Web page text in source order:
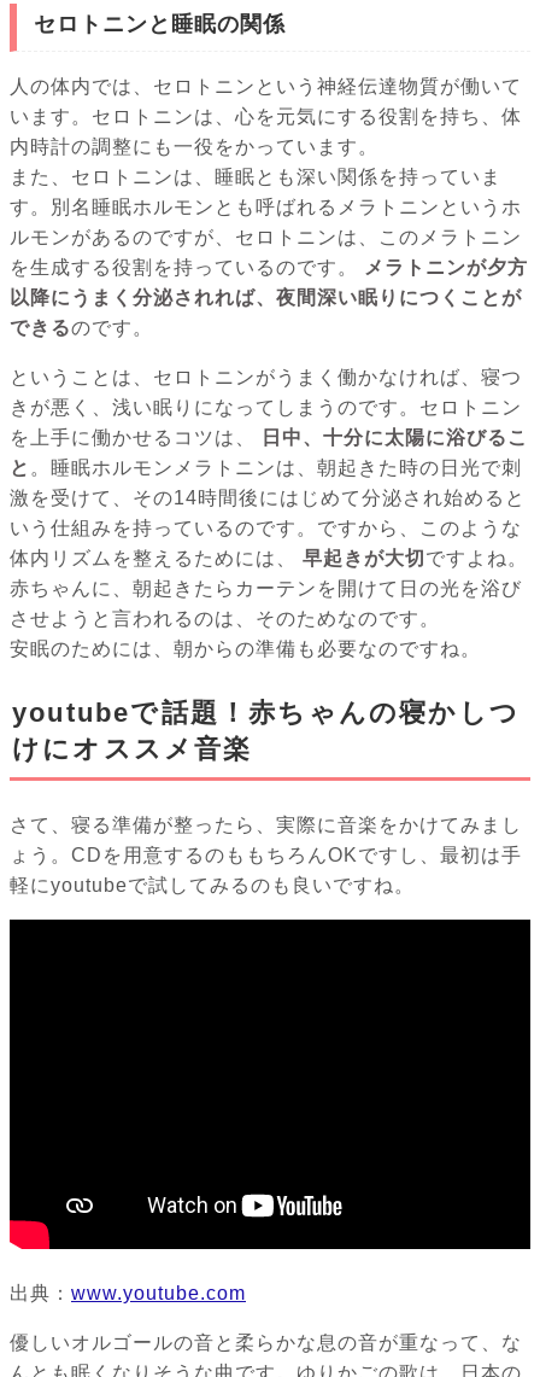
セロトニンと睡眠の関係
人の体内では、セロトニンという神経伝達物質が働いて
います。セロトニンは、心を元気にする役割を持ち、体
内時計の調整にも一役をかっています。
また、セロトニンは、睡眠とも深い関係を持っていま
す。別名睡眠ホルモンとも呼ばれるメラトニンというホ
ルモンがあるのですが、セロトニンは、このメラトニン
を生成する役割を持っているのです。
メラトニンが夕方
以降にうまく分泌されれば、夜間深い眠りにつくことが
できるのです。
ということは、セロトニンがうまく働かなければ、寝つ
きが悪く、浅い眠りになってしまうのです。セロトニン
を上手に働かせるコツは、
日中、十分に太陽に浴びるこ
と 。睡眠ホルモンメラトニンは、朝起きた時の日光で刺
激を受けて、その14時間後にはじめて分泌され始めると
いう仕組みを持っているのです。ですから、このような
体内リズムを整えるためには、
早起きが大切 ですよね。
赤ちゃんに、朝起きたらカーテンを開けて日の光を浴び
させようと言われるのは、そのためなのです。
安眠のためには、朝からの準備も必要なのですね。
youtubeで話題！赤ちゃんの寝かしつ
けにオススメ音楽
さて、寝る準備が整ったら、実際に音楽をかけてみまし
ょう。CDを用意するのももちろんOKですし、最初は手
軽にyoutubeで試してみるのも良いですね。
出典： www.youtube.com
優しいオルゴールの音と柔らかな息の音が重なって、な